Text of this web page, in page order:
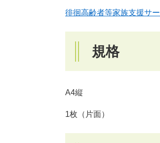
徘徊高齢者等家族支援サ
規格
A4縦
1枚（片面）